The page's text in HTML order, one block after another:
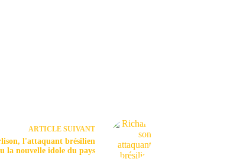
ARTICLESUIVANT
l'attaquant brésilien
la nouvelle idole du pays